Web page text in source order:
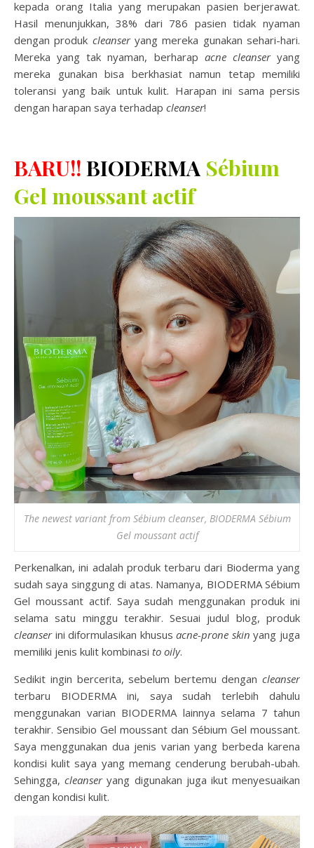
kepada orang Italia yang merupakan pasien berjerawat.
Hasil menunjukkan, 38% dari 786 pasien tidak nyaman
dengan produk cleanseryang mereka gunakan sehari-hari.
Mereka yang tak nyaman, berharap acne cleanseryang
mereka gunakan bisa berkhasiat namun tetap memiliki
toleransi yang baik untuk kulit. Harapan ini sama persis
dengan harapan saya terhadap cleanser!
BARU!! BIODERMA Sébium
Gel moussant actif
The newest variant from Sébium cleanser, BIODERMA Sébium
Gel moussant actif
Perkenalkan, ini adalah produk terbaru dari Bioderma yang
sudah saya singgung di atas. Namanya, BIODERMA Sébium
Gel moussant actif. Saya sudah menggunakan produk ini
selama satu minggu terakhir. Sesuai judul blog, produk
cleanserini diformulasikan khususacne-prone skinyang juga
memiliki jenis kulit kombinasi to oily.
Sedikit ingin bercerita, sebelum bertemu dengan cleanser
terbaru BIODERMA ini, saya sudah terlebih dahulu
menggunakan varian BIODERMA lainnya selama 7 tahun
terakhir. Sensibio Gel moussant dan Sébium Gel moussant.
Saya menggunakan dua jenis varian yang berbeda karena
kondisi kulit saya yang memang cenderung berubah-ubah.
Sehingga,cleanseryang digunakan juga ikut menyesuaikan
dengan kondisi kulit.